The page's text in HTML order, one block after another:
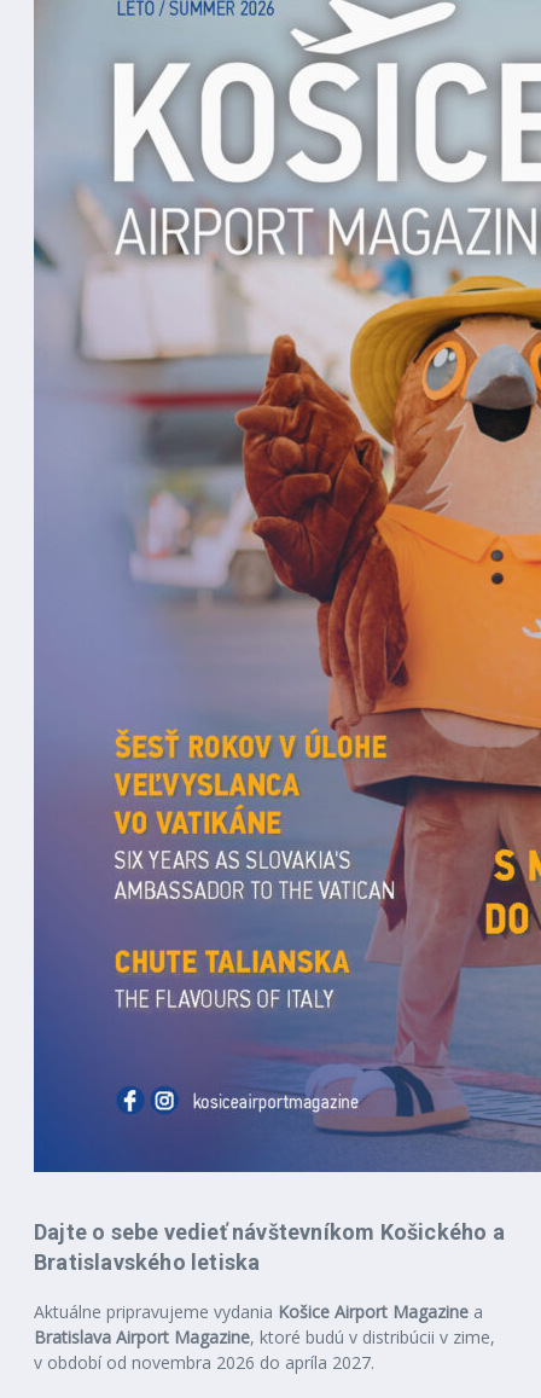
Dajte o sebe vedieť návštevníkom Košického a
Bratislavského letiska
Aktuálne pripravujeme vydania Košice Airport Magazine a
Bratislava Airport Magazine, ktoré budú v distribúcii v zime,
v období od novembra 2026 do apríla 2027.